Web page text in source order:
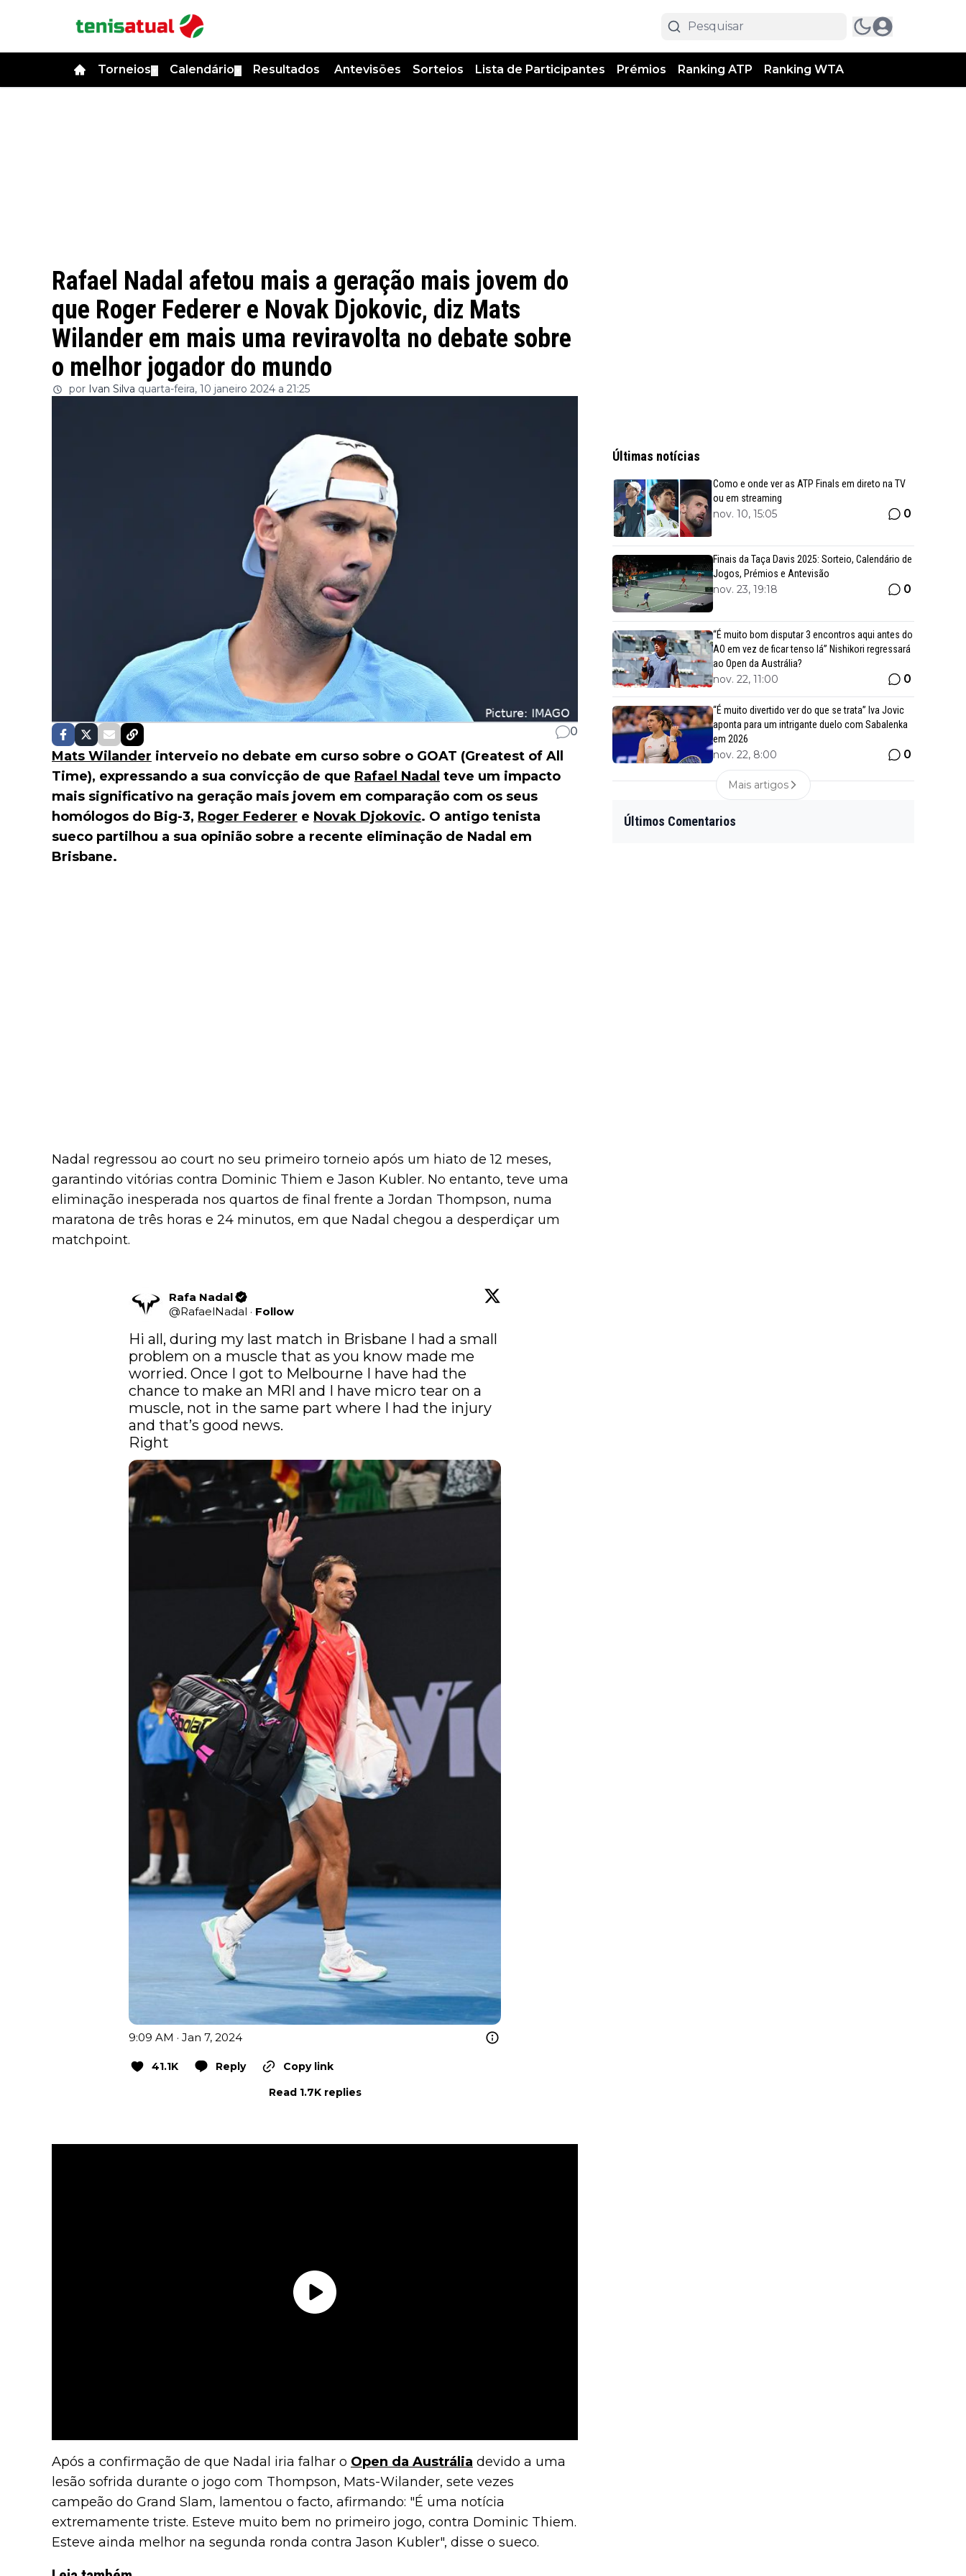
Torneios Calendário Resultados Antevisões Sorteios Lista de Participantes Prémios Ranking ATP Ranking WTA
Rafael Nadal afetou mais a geração mais jovem do
que Roger Federer e Novak Djokovic, diz Mats
Wilander em mais uma reviravolta no debate sobre
o melhor jogador do mundo
por Ivan Silva quarta-feira, 10 janeiro 2024 a 21:25
0
Mats Wilander interveio no debate em curso sobre o GOAT (Greatest of All
Time), expressando a sua convicção de que Rafael Nadal teve um impacto
mais significativo na geração mais jovem em comparação com os seus
homólogos do Big-3, Roger Federer e Novak Djokovic. O antigo tenista
sueco partilhou a sua opinião sobre a recente eliminação de Nadal em
Brisbane.
Nadal regressou ao court no seu primeiro torneio após um hiato de 12 meses,
garantindo vitórias contra Dominic Thiem e Jason Kubler. No entanto, teve uma
eliminação inesperada nos quartos de final frente a Jordan Thompson, numa
maratona de três horas e 24 minutos, em que Nadal chegou a desperdiçar um
matchpoint.
Rafa Nadal
@RafaelNadal · Follow
Hi all, during my last match in Brisbane I had a small
problem on a muscle that as you know made me
worried. Once I got to Melbourne I have had the
chance to make an MRI and I have micro tear on a
muscle, not in the same part where I had the injury
and that’s good news.
Right
9:09 AM · Jan 7, 2024
41.1K Reply
Copy link
Read 1.7K replies
Após a confirmação de que Nadal iria falhar o Open da Austrália devido a uma
lesão sofrida durante o jogo com Thompson, Mats-Wilander, sete vezes
campeão do Grand Slam, lamentou o facto, afirmando: "É uma notícia
extremamente triste. Esteve muito bem no primeiro jogo, contra Dominic Thiem.
Esteve ainda melhor na segunda ronda contra Jason Kubler", disse o sueco.
Últimas notícias
Como e onde ver as ATP Finals em direto na TV
ou em streaming
nov. 10, 15:05 0
Finais da Taça Davis 2025: Sorteio, Calendário de
Jogos, Prémios e Antevisão
nov. 23, 19:18 0
“É muito bom disputar 3 encontros aqui antes do
AO em vez de ficar tenso lá” Nishikori regressará
ao Open da Austrália?
nov. 22, 11:00 0
“É muito divertido ver do que se trata” Iva Jovic
aponta para um intrigante duelo com Sabalenka
em 2026
nov. 22, 8:00 0
Mais artigos
Últimos Comentarios